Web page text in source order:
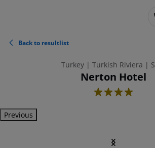
Back to resultlist
Turkey | Turkish Riviera |
Nerton Hotel
4
Previous